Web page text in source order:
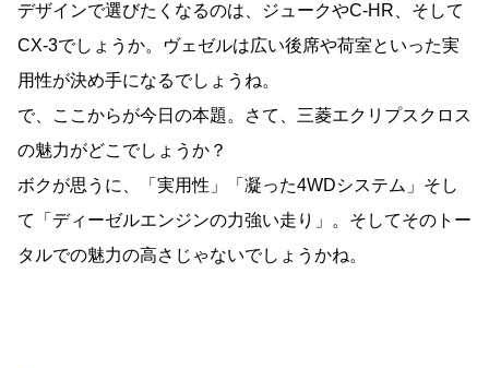
デザインで選びたくなるのは、ジュークやC-HR、そして
CX-3でしょうか。ヴェゼルは広い後席や荷室といった実
用性が決め手になるでしょうね。
で、ここからが今日の本題。さて、三菱エクリプスクロス
の魅力がどこでしょうか？
ボクが思うに、「実用性」「凝った4WDシステム」そし
て「ディーゼルエンジンの力強い走り」。そしてそのトー
タルでの魅力の高さじゃないでしょうかね。